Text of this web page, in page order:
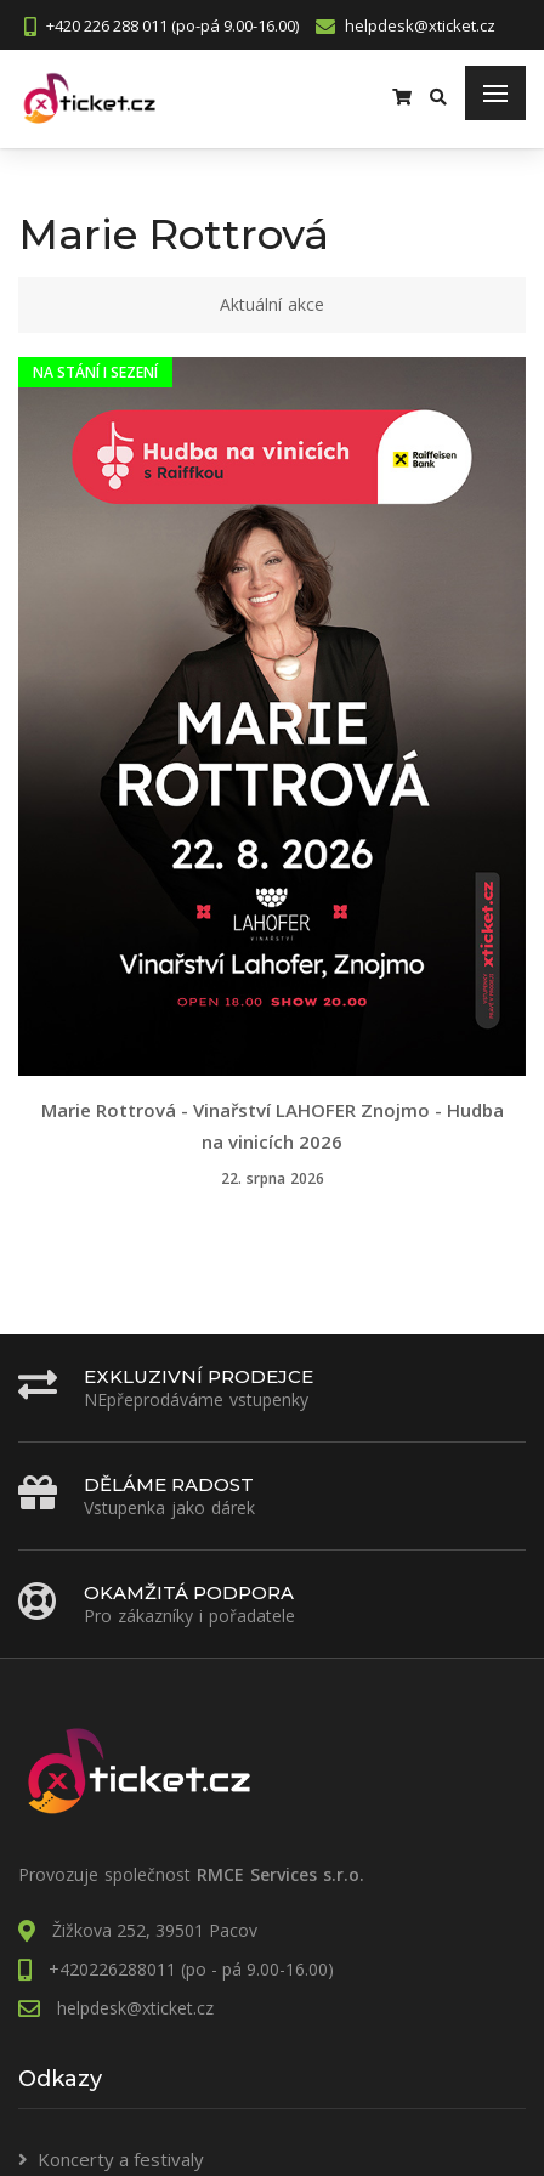
+420 226 288 011 (po-pá 9.00-16.00) helpdesk@xticket.cz
Marie Rottrová
Aktuální akce
NA STÁNÍ I SEZENÍ
Marie Rottrová - Vinařství LAHOFER Znojmo - Hudba
na vinicích 2026
22. srpna 2026
EXKLUZIVNÍ PRODEJCE
NEpřeprodáváme vstupenky
DĚLÁME RADOST
Vstupenka jako dárek
OKAMŽITÁ PODPORA
Pro zákazníky i pořadatele
Provozuje společnost RMCE Services s.r.o.
Žižkova 252, 39501 Pacov
+420226288011 (po - pá 9.00-16.00)
helpdesk@xticket.cz
Odkazy
Koncerty a festivaly